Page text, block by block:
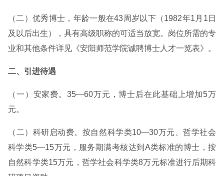
（二）优秀博士，年龄一般在43周岁以下（1982年1月1日
及以后出生），具有高级职称的可适当放宽。岗位所需的专
业和其他条件详见《安阳师范学院诚聘博士人才一览表》。
二、引进待遇
（一）安家费。35—60万元，博士后在此基础上增加5万
元。
（二）科研启动费。按自然科学类10—30万元、哲学社会
科学类5—15万元，服务期满考核达到A类标准的博士，按
自然科学类15万元，哲学社会科学类8万元标准进行后期科